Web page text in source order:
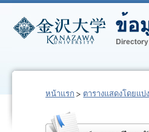
หน้าแรก ตารางแสดงโดยแ